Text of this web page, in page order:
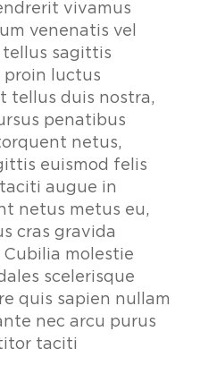
vivamus
venenatis vel
sagittis
proin luctus
tellus duis nostra,
penatibus
netus,
euismod felis
augue in
netus metus eu,
cras gravida
molestie
scelerisque
quis sapien nullam
nec arcu purus
taciti